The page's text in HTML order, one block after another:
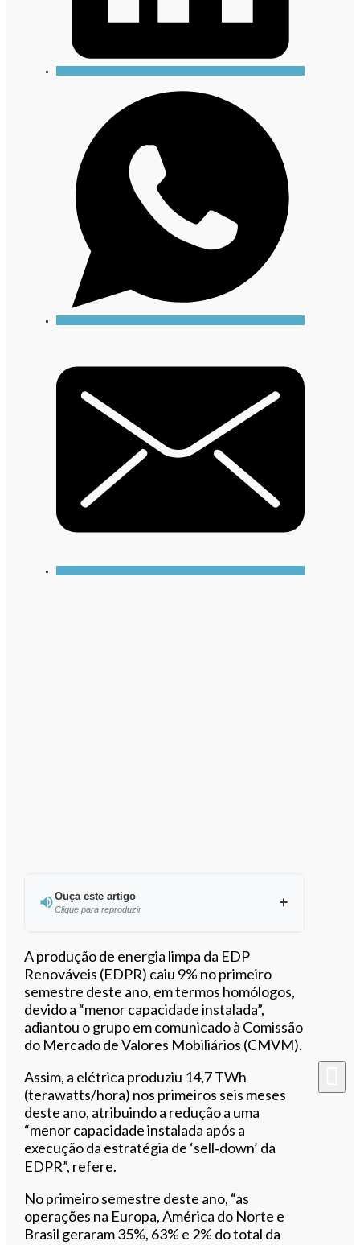
Ouça este artigo
Clique para reproduzir
Ouvir este artigo
A produção de energia limpa da EDP
Renováveis (EDPR) caiu 9% no primeiro
semestre deste ano, em termos homólogos,
devido a “menor capacidade instalada”,
adiantou o grupo em comunicado à Comissão
do Mercado de Valores Mobiliários (CMVM).
Assim, a elétrica produziu 14,7 TWh
(terawatts/hora) nos primeiros seis meses
deste ano, atribuindo a redução a uma
“menor capacidade instalada após a
execução da estratégia de ‘sell‐down’ da
EDPR”, refere.
No primeiro semestre deste ano, “as
operações na Europa, América do Norte e
Brasil geraram 35%, 63% e 2% do total da